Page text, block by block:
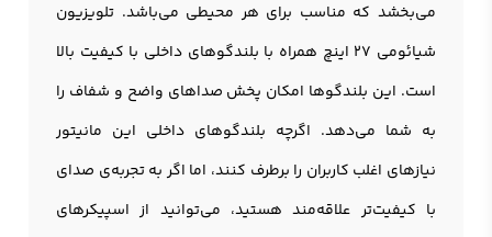
می‌بخشد که مناسب برای هر محیطی می‌باشد. تلویزیون
شیائومی 27 اینچ همراه با بلندگوهای داخلی با کیفیت بالا
است. این بلندگوها امکان پخش صداهای واضح و شفاف را
به شما می‌دهد. اگرچه بلندگوهای داخلی این مانيتور
نیازهای اغلب کاربران را برطرف کنند، اما اگر به تجربه‌ی صدای
با کیفیت‌تر علاقه‌مند هستید، می‌توانید از اسپیکرهای